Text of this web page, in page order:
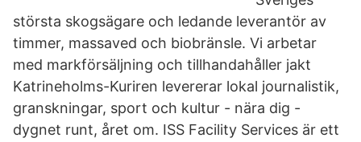
största skogsägare och ledande leverantör av
timmer, massaved och biobränsle. Vi arbetar
med markförsäljning och tillhandahåller jakt
Katrineholms-Kuriren levererar lokal journalistik,
granskningar, sport och kultur - nära dig -
dygnet runt, året om. ISS Facility Services är ett